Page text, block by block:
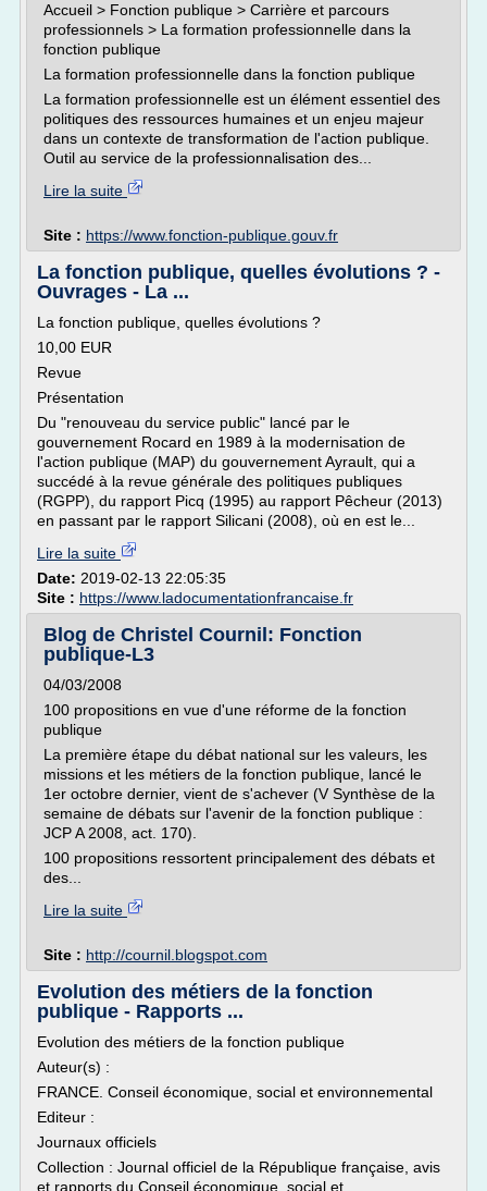
Accueil > Fonction publique > Carrière et parcours
professionnels > La formation professionnelle dans la
fonction publique
La formation professionnelle dans la fonction publique
La formation professionnelle est un élément essentiel des
politiques des ressources humaines et un enjeu majeur
dans un contexte de transformation de l'action publique.
Outil au service de la professionnalisation des...
Lire la suite
Site : https://www.fonction-publique.gouv.fr
La fonction publique, quelles évolutions ? -
Ouvrages - La ...
La fonction publique, quelles évolutions ?
10,00 EUR
Revue
Présentation
Du "renouveau du service public" lancé par le
gouvernement Rocard en 1989 à la modernisation de
l'action publique (MAP) du gouvernement Ayrault, qui a
succédé à la revue générale des politiques publiques
(RGPP), du rapport Picq (1995) au rapport Pêcheur (2013)
en passant par le rapport Silicani (2008), où en est le...
Lire la suite
Date: 2019-02-13 22:05:35
Site : https://www.ladocumentationfrancaise.fr
Blog de Christel Cournil: Fonction
publique-L3
04/03/2008
100 propositions en vue d'une réforme de la fonction
publique
La première étape du débat national sur les valeurs, les
missions et les métiers de la fonction publique, lancé le
1er octobre dernier, vient de s'achever (V Synthèse de la
semaine de débats sur l'avenir de la fonction publique :
JCP A 2008, act. 170).
100 propositions ressortent principalement des débats et
des...
Lire la suite
Site : http://cournil.blogspot.com
Evolution des métiers de la fonction
publique - Rapports ...
Evolution des métiers de la fonction publique
Auteur(s) :
FRANCE. Conseil économique, social et environnemental
Editeur :
Journaux officiels
Collection : Journal officiel de la République française, avis
et rapports du Conseil économique, social et